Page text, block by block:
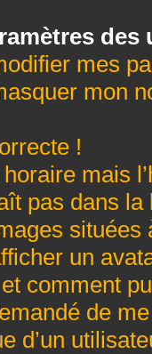
des
mes
mon
!
mais
pas dans la
situées
un
comment
de
d’un